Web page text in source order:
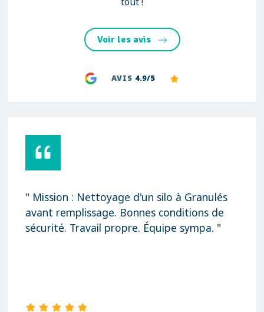
Voir les avis
AVIS 4.9/5
" Mission : Nettoyage d'un silo à Granulés
avant remplissage. Bonnes conditions de
sécurité. Travail propre. Équipe sympa. "